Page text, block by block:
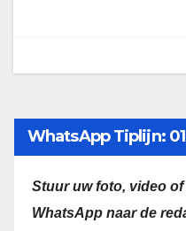
WhatsApp Tiplijn:
Stuur uw foto, video
WhatsApp naar de